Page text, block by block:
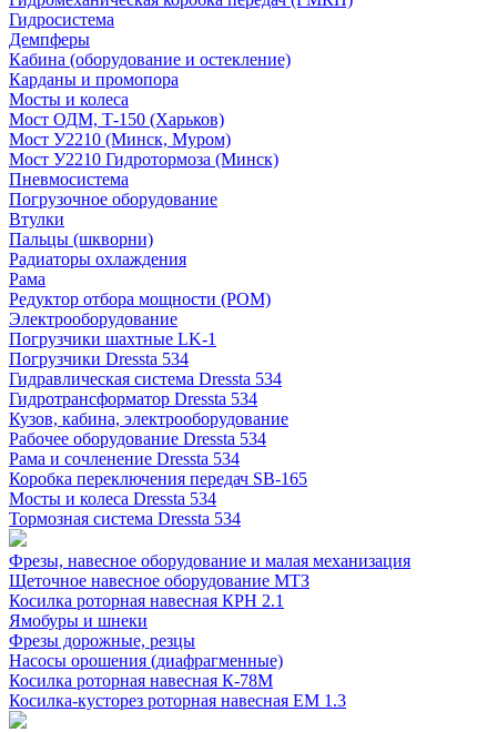
Гидросистема
Демпферы
Кабина (оборудование и остекление)
Карданы и промопора
Мосты и колеса
Мост ОДМ, Т-150 (Харьков)
Мост У2210 (Минск, Муром)
Мост У2210 Гидротормоза (Минск)
Пневмосистема
Погрузочное оборудование
Втулки
Пальцы (шкворни)
Радиаторы охлаждения
Рама
Редуктор отбора мощности (РОМ)
Электрооборудование
Погрузчики шахтные LK-1
Погрузчики Dressta 534
Гидравлическая система Dressta 534
Гидротрансформатор Dressta 534
Кузов, кабина, электрооборудование
Рабочее оборудование Dressta 534
Рама и сочленение Dressta 534
Коробка переключения передач SB-165
Мосты и колеса Dressta 534
Тормозная система Dressta 534
Фрезы, навесное оборудование и малая механизация
Щеточное навесное оборудование МТЗ
Косилка роторная навесная КРН 2.1
Ямобуры и шнеки
Фрезы дорожные, резцы
Насосы орошения (диафрагменные)
Косилка роторная навесная К-78М
Косилка-кусторез роторная навесная ЕМ 1.3